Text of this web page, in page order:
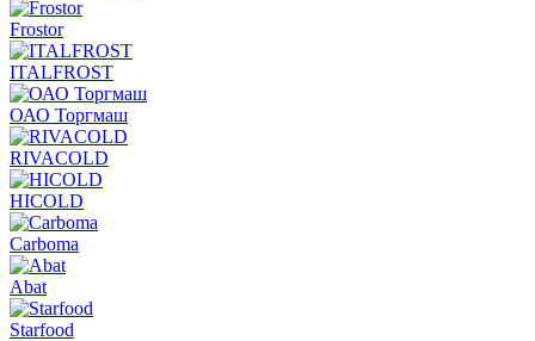
Frostor
ITALFROST
ОАО Торгмаш
RIVACOLD
HICOLD
Carboma
Abat
Starfood